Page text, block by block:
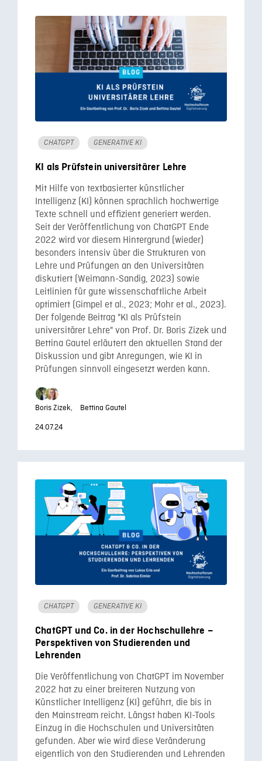
CHATGPT GENERATIVE KI
KI als Prüfstein universitärer Lehre
Mit Hilfe von textbasierter künstlicher
Intelligenz (KI) können sprachlich hochwertige
Texte schnell und effizient generiert werden.
Seit der Veröffentlichung von ChatGPT Ende
2022 wird vor diesem Hintergrund (wieder)
besonders intensiv über die Strukturen von
Lehre und Prüfungen an den Universitäten
diskutiert (Weimann-Sandig, 2023) sowie
Leitlinien für gute wissenschaftliche Arbeit
optimiert (Gimpel et al., 2023; Mohr et al., 2023).
Der folgende Beitrag "KI als Prüfstein
universitärer Lehre" von Prof. Dr. Boris Zizek und
Bettina Gautel erläutert den aktuellen Stand der
Diskussion und gibt Anregungen, wie KI in
Prüfungen sinnvoll eingesetzt werden kann.
Boris Zizek,
Bettina Gautel
24.07.24
CHATGPT GENERATIVE KI
ChatGPT und Co. in der Hochschullehre –
Perspektiven von Studierenden und
Lehrenden
Die Veröffentlichung von ChatGPT im November
2022 hat zu einer breiteren Nutzung von
Künstlicher Intelligenz (KI) geführt, die bis in
den Mainstream reicht. Längst haben KI-Tools
Einzug in die Hochschulen und Universitäten
gefunden. Aber wie wird diese Veränderung
eigentlich von den Studierenden und Lehrenden